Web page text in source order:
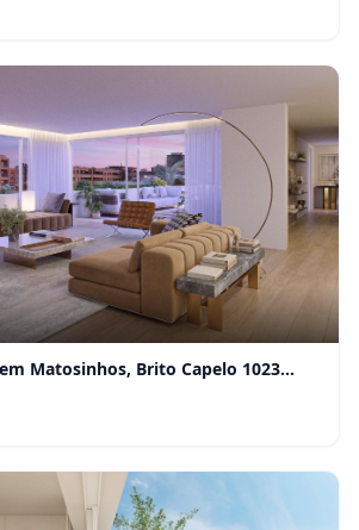
Matosinhos, Brito Capelo 1023